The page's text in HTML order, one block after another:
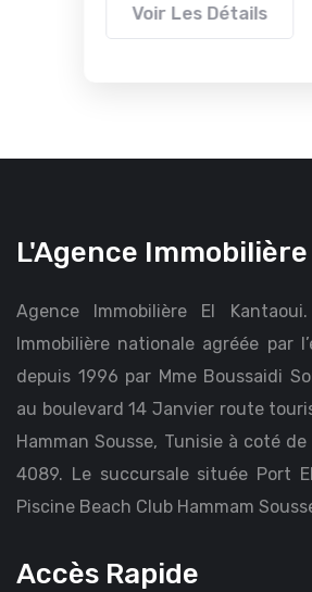
Voir Les Détails
L'Agence Immobilière
Agence Immobilière El
Immobilière nationale agréée par
depuis 1996 par Mme Boussaidi
au boulevard 14 Janvier route
Hamman Sousse, Tunisie à coté
4089. Le succursale située Port
Piscine Beach Club Hammam
Accès Rapide